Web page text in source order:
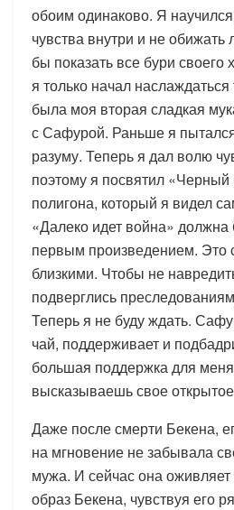
обоим одинаково. Я
чувства внутри и не
бы показать все бури своего
я только начал
была моя вторая сладкая
с Сафурой. Раньше я
разуму. Теперь я дал волю
поэтому я посвятил «Черный
полигона, который я видел
«Далеко идет война»
первым произведением. Это
близкими. Чтобы не
подверглись
Теперь я не буду ждать.
чай, поддерживает и
большая поддержка для
высказываешь свое
Даже после смерти Бекена,
на мгновение не забывала
мужа. И сейчас она
образ Бекена, чувствуя его